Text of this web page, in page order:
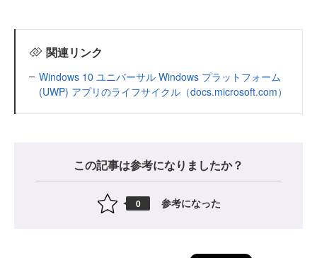
関連リンク
Windows 10 ユニバーサル Windows プラットフォーム
(UWP) アプリのライフサイクル（docs.microsoft.com）
この記事は参考になりましたか？
0 参考になった